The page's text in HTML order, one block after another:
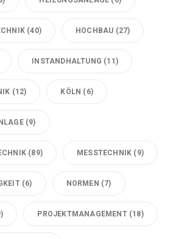
(40) HOCHBAU (27)
INSTANDHALTUNG (11)
(12) KÖLN (6)
(9)
(89) MESSTECHNIK (9)
(6) NORMEN (7)
PROJEKTMANAGEMENT(18)